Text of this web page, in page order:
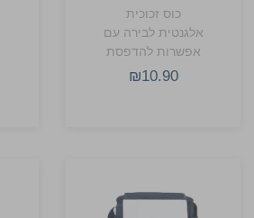
כוס זכוכית
אלגנטית לבירה עם
אפשרות להדפסת
לוגו החברה.
₪10.90